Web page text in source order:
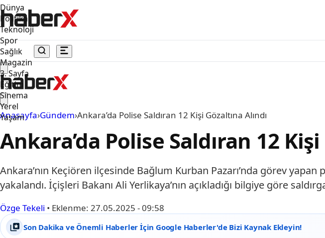
Dünya
Politika
Teknoloji
Spor
Sağlık
Magazin
3. Sayfa
Eğitim
Sinema
Yerel
Yaşam
Anasayfa›Gündem›Ankara’da Polise Saldıran 12 Kişi Gözaltına Alındı
Ankara’da Polise Saldıran 12 Kişi
Ankara’nın Keçiören ilçesinde Bağlum Kurban Pazarı’nda görev
yakalandı. İçişleri Bakanı Ali Yerlikaya’nın açıkladığı bilgiye göre
Özge Tekeli • Eklenme: 27.05.2025 - 09:58
Son Dakika ve Önemli Haberler İçin Google Haberler'de Bizi Kaynak Ekleyin!